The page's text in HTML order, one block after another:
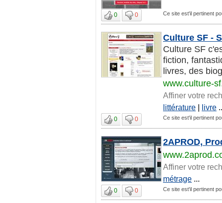
0 0 Ce site est'il pertinent
Culture SF -
Culture SF
fiction,
livres, des
www.culture-
Affiner votre
littérature | livre
0 0 Ce site est'il pertinent
2APROD,
Affiner votre
métrage ...
0 0 Ce site est'il pertinent